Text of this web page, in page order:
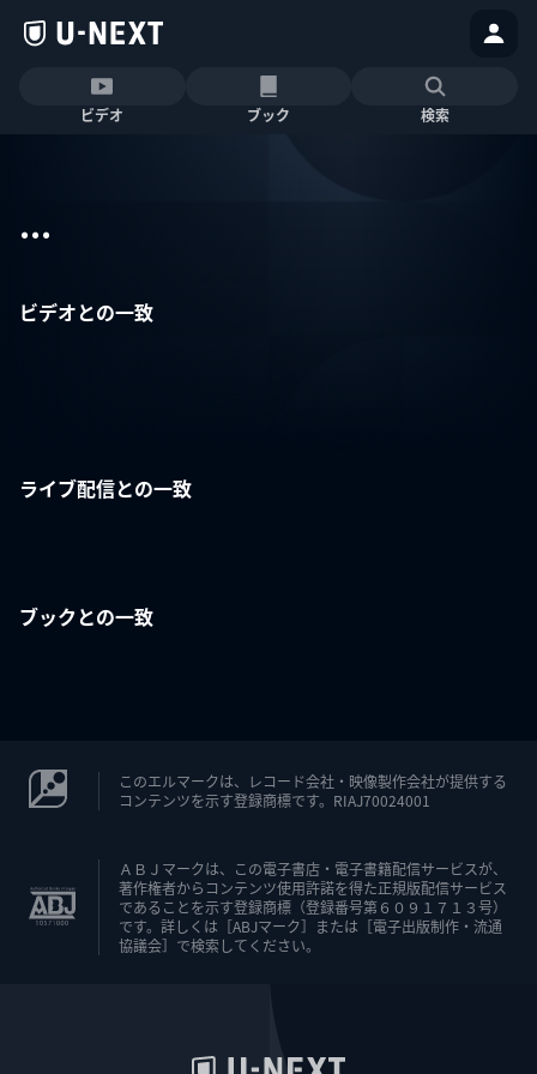
ビデオ ブック 検索
...
ビデオとの一致
ライブ配信との一致
ブックとの一致
このエルマークは、レコード会社・映像製作会社が提供する
コンテンツを示す登録商標です。RIAJ70024001
ＡＢＪマークは、この電子書店・電子書籍配信サービスが、
著作権者からコンテンツ使用許諾を得た正規版配信サービス
であることを示す登録商標（登録番号第６０９１７１３号）
です。詳しくは［ABJマーク］または［電子出版制作・流通
協議会］で検索してください。